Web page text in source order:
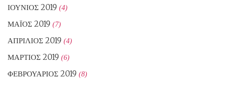
ΙΟΎΝΙΟΣ 2019 (4)
ΜΆΙΟΣ 2019 (7)
ΑΠΡΊΛΙΟΣ 2019 (4)
ΜΆΡΤΙΟΣ 2019 (6)
ΦΕΒΡΟΥΆΡΙΟΣ 2019 (8)